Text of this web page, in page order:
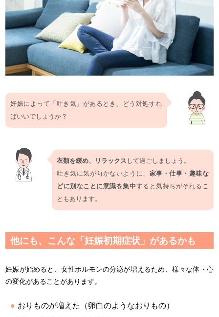
妊娠によって「吐き気」があるとき、どう対処すれ
ばいいでしょうか？
衣類を緩め、リラックス して過ごしましょう。
吐き気に気が向かないように、 家事・仕事・趣味な
どに別なことに意識を集中すると気持ちがそれるこ
ともあります。
他にも、こんな「妊娠初期症状」があるかも
妊娠が始めると、女性ホルモンの分泌が増えるため、様々な体・心
の変化があることがあります。
おりものが増えた（卵白のようなおりもの）